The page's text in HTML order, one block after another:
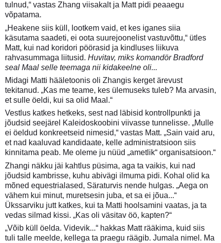
tulnud,“ vastas Zhang viisakalt ja Matt pidi peaaegu
võpatama.
„Heakene siis küll, lootkem vaid, et kes iganes siia
käsutama saadeti, ei oota suurejoonelist vastuvõttu,“ ütles
Matt, kui nad koridori pöörasid ja kindluses liikuva
rahvasummaga liitusid. Huvitav, miks komandör Bradford
seal Maal selle teemaga nii kidakeelne oli...
Midagi Matti hääletoonis oli Zhangis kerget ärevust
tekitanud. „Kas me teame, kes ülemuseks tuleb? Ma arvasin,
et sulle öeldi, kui sa olid Maal.“
Vestlus katkes hetkeks, sest nad läbisid kontrollpunkti ja
jõudsid seejärel Kaleidoskoobini viivasse tunnelisse. „Mulle
ei öeldud konkreetseid nimesid,“ vastas Matt. „Sain vaid aru,
et nad kaaluvad kandidaate, kelle administratsioon siis
kinnitama peab. Me oleme ju nüüd „ametlik“ organisatsioon.“
Zhangi näkku jäi kahtlus püsima, aga ta vaikis, kui nad
jõudsid kambrisse, kuhu abivägi ilmuma pidi. Kohal olid ka
mõned equestrialased, Säraturvis nende hulgas. „Aega on
vähem kui minut, muretsesin juba, et sa ei jõua...“
Ükssarviku jutt katkes, kui ta Matti hoolsamini vaatas, ja ta
vedas silmad kissi. „Kas oli väsitav öö, kapten?“
„Võib küll öelda. Videvik...“ hakkas Matt rääkima, kuid siis
tuli talle meelde, kellega ta praegu räägib. Jumala nimel. Ma